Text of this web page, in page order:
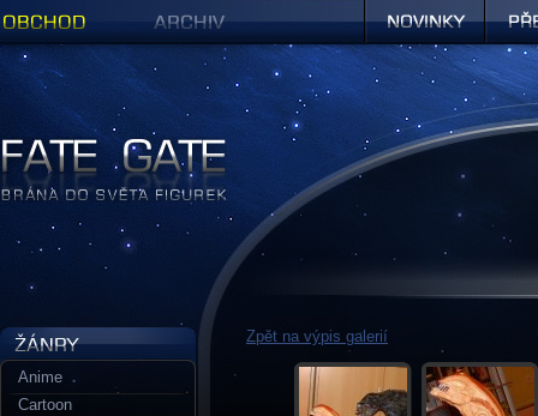
Zpět na výpis galerií
Anime
Cartoon
Figurky a sošky | Fate Gate